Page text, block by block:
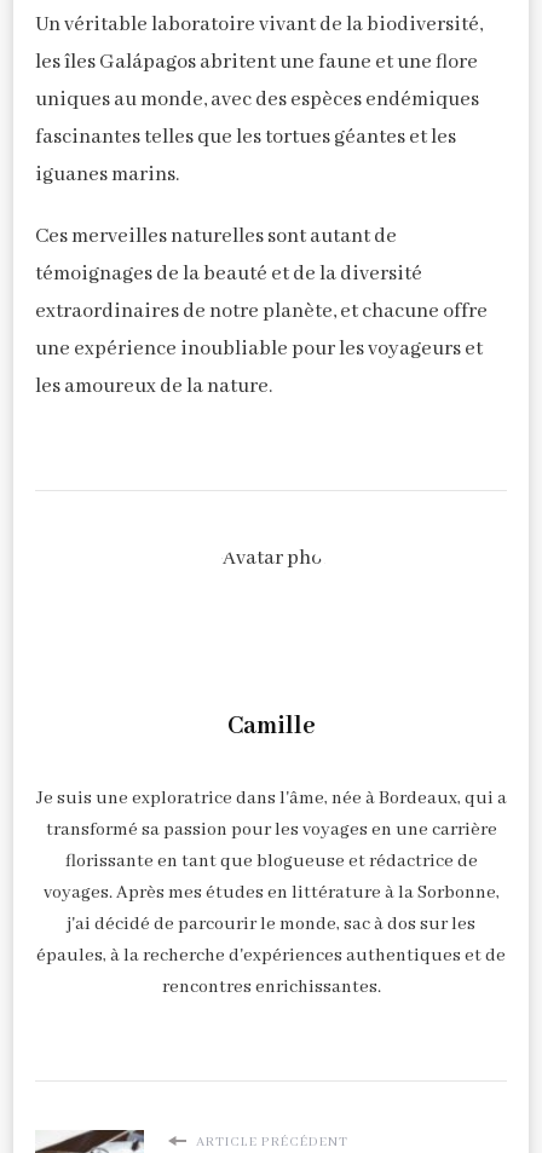
Un véritable laboratoire vivant de la biodiversité,
les îles Galápagos abritent une faune et une flore
uniques au monde, avec des espèces endémiques
fascinantes telles que les tortues géantes et les
iguanes marins.
Ces merveilles naturelles sont autant de
témoignages de la beauté et de la diversité
extraordinaires de notre planète, et chacune offre
une expérience inoubliable pour les voyageurs et
les amoureux de la nature.
Camille
Je suis une exploratrice dans l'âme, née à Bordeaux, qui a
transformé sa passion pour les voyages en une carrière
florissante en tant que blogueuse et rédactrice de
voyages. Après mes études en littérature à la Sorbonne,
j'ai décidé de parcourir le monde, sac à dos sur les
épaules, à la recherche d'expériences authentiques et de
rencontres enrichissantes.
ARTICLE PRÉCÉDENT